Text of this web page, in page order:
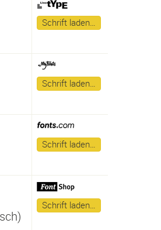
Schrift laden…
Schrift laden…
Schrift laden…
Schrift laden…